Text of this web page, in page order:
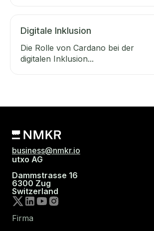
Digitale Inklusion
Die Rolle von Cardano bei der
digitalen Inklusion...
business@nmkr.io
utxo AG
Dammstrasse 16
6300 Zug
Switzerland
Firma